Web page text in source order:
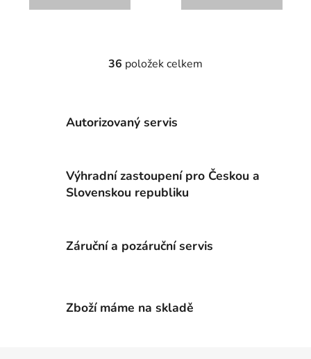
O
á
d
í
p
k
y
p
i
36 položek celkem
Autorizovaný servis
Výhradní zastoupení pro Českou a
Slovenskou republiku
Záruční a pozáruční servis
Zboží máme na skladě